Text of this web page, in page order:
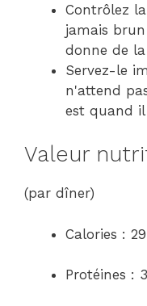
Contrôlez
jamais
donne de
Servez-le
n'attend
est quand
Valeur
(par dîner)
Calories :
Protéines :